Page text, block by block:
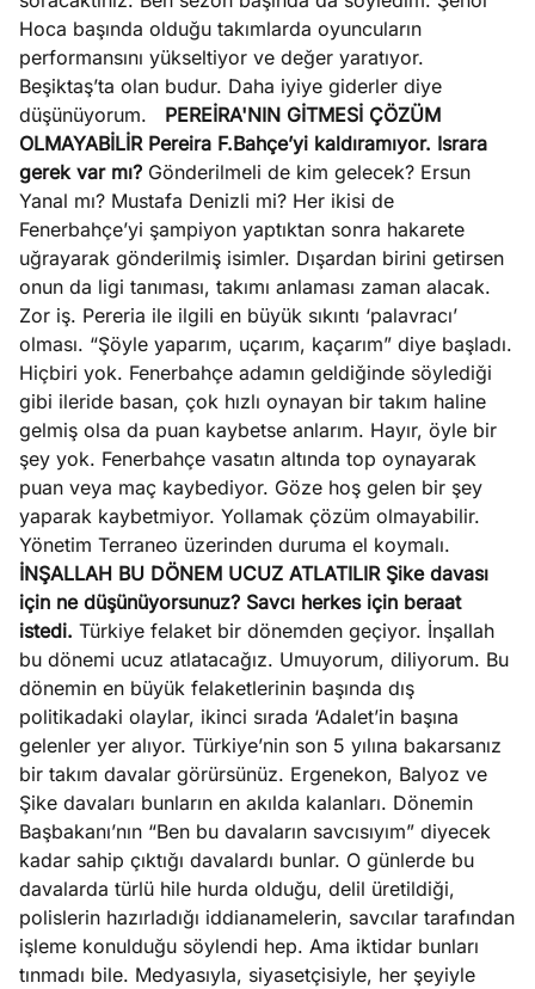
Hoca başında olduğu takımlarda oyuncuların
performansını yükseltiyor ve değer yaratıyor.
Beşiktaş’ta olan budur. Daha iyiye giderler diye
düşünüyorum. PEREİRA'NIN GİTMESİ ÇÖZÜM
OLMAYABİLİR Pereira F.Bahçe’yi kaldıramıyor. Israra
gerek var mı? Gönderilmeli de kim gelecek? Ersun
Yanal mı? Mustafa Denizli mi? Her ikisi de
Fenerbahçe’yi şampiyon yaptıktan sonra hakarete
uğrayarak gönderilmiş isimler. Dışardan birini getirsen
onun da ligi tanıması, takımı anlaması zaman alacak.
Zor iş. Pereria ile ilgili en büyük sıkıntı ‘palavracı’
olması. “Şöyle yaparım, uçarım, kaçarım” diye başladı.
Hiçbiri yok. Fenerbahçe adamın geldiğinde söylediği
gibi ileride basan, çok hızlı oynayan bir takım haline
gelmiş olsa da puan kaybetse anlarım. Hayır, öyle bir
şey yok. Fenerbahçe vasatın altında top oynayarak
puan veya maç kaybediyor. Göze hoş gelen bir şey
yaparak kaybetmiyor. Yollamak çözüm olmayabilir.
Yönetim Terraneo üzerinden duruma el koymalı.
İNŞALLAH BU DÖNEM UCUZ ATLATILIR Şike davası
için ne düşünüyorsunuz? Savcı herkes için beraat
istedi. Türkiye felaket bir dönemden geçiyor. İnşallah
bu dönemi ucuz atlatacağız. Umuyorum, diliyorum. Bu
dönemin en büyük felaketlerinin başında dış
politikadaki olaylar, ikinci sırada ‘Adalet’in başına
gelenler yer alıyor. Türkiye’nin son 5 yılına bakarsanız
bir takım davalar görürsünüz. Ergenekon, Balyoz ve
Şike davaları bunların en akılda kalanları. Dönemin
Başbakanı’nın “Ben bu davaların savcısıyım” diyecek
kadar sahip çıktığı davalardı bunlar. O günlerde bu
davalarda türlü hile hurda olduğu, delil üretildiği,
polislerin hazırladığı iddianamelerin, savcılar tarafından
işleme konulduğu söylendi hep. Ama iktidar bunları
tınmadı bile. Medyasıyla, siyasetçisiyle, her şeyiyle